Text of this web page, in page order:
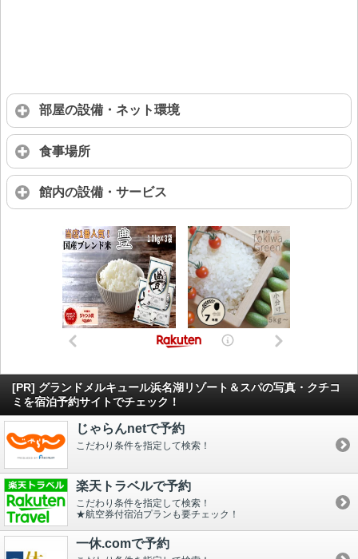
部屋の設備・ネット環境
食事場所
館内の設備・サービス
[PR] グランドメルキュール浜名湖リゾート＆スパの写真・クチコ
ミを宿泊予約サイトでチェック！
じゃらんnetで予約
こだわり条件を指定して検索！
楽天トラベルで予約
こだわり条件を指定して検索！
★航空券付宿泊プランも要チェック！
一休.comで予約